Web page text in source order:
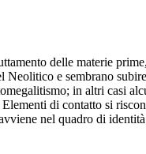
delle materie
e sembrano
in altri casi
di contatto si
nel quadro di